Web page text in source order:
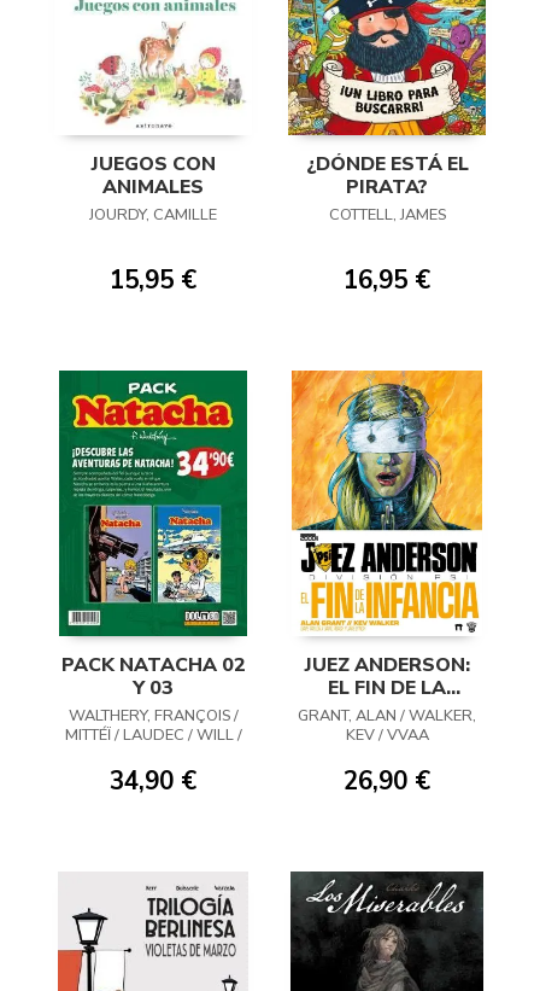
JUEGOS CON
ANIMALES
JOURDY, CAMILLE
15,95 €
¿DÓNDE ESTÁ EL
PIRATA?
COTTELL, JAMES
16,95 €
PACK NATACHA 02
Y 03
WALTHERY, FRANÇOIS /
MITTÉÏ / LAUDEC / WILL /
34,90 €
JUEZ ANDERSON:
EL FIN DE LA
INFANCIA
GRANT, ALAN / WALKER,
KEV / VVAA
26,90 €